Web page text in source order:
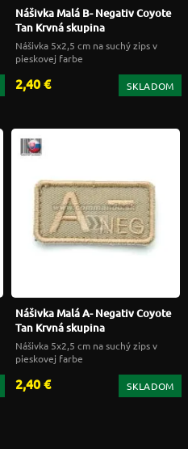
Nášivka Malá B- Negativ Coyote
Tan Krvná skupina
Nášivka 5x2,5 cm na suchý zips v
pieskovej farbe
2,40 € SKLADOM
Nášivka Malá A- Negativ Coyote
Tan Krvná skupina
Nášivka 5x2,5 cm na suchý zips v
pieskovej farbe
2,40 € SKLADOM